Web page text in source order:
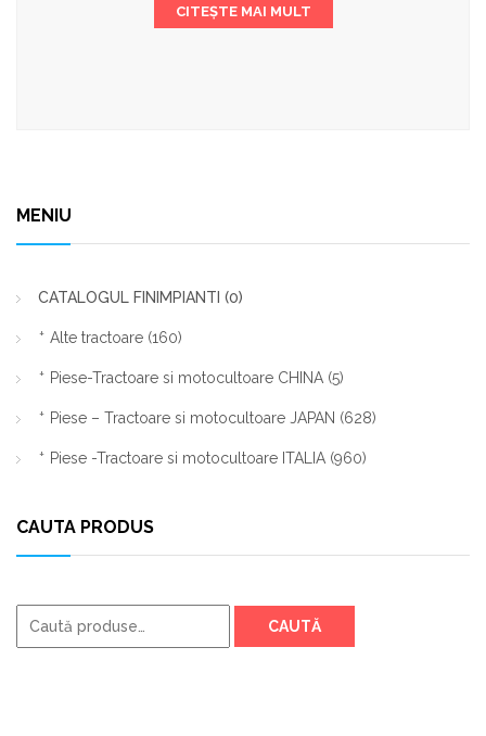
CITEȘTE MAI MULT
MENIU
CATALOGUL FINIMPIANTI (0)
Alte tractoare (160)
Piese-Tractoare si motocultoare CHINA (5)
Piese – Tractoare si motocultoare JAPAN (628)
Piese -Tractoare si motocultoare ITALIA (960)
CAUTA PRODUS
Caută
după:
CAUTĂ